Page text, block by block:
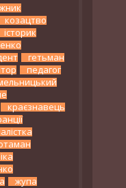
козацтво
історик
гетьман
педагог
краєзнавець
жупа